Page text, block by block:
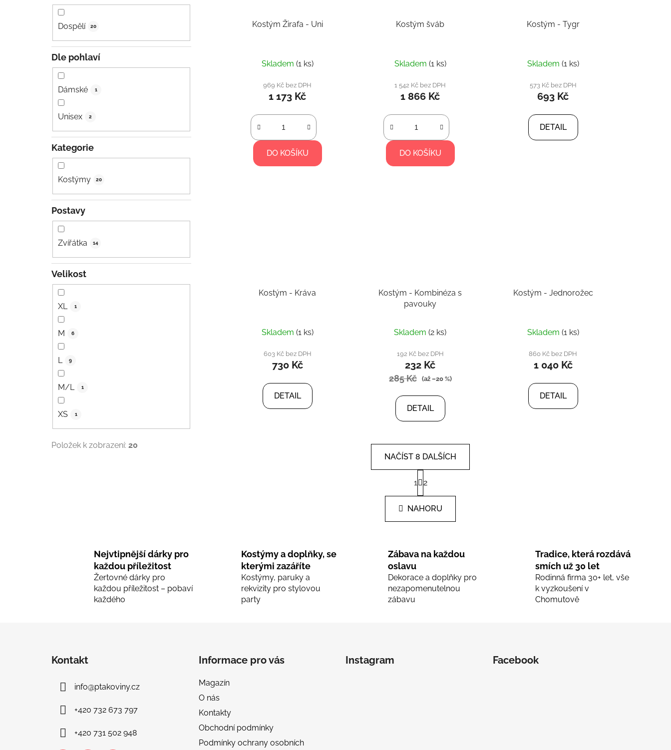
Dospělí 20
Dle pohlaví
Dámské 1
Unisex 2
Kategorie
Kostýmy 20
Postavy
Zvířátka 14
Velikost
XL 1
M 6
L 9
M/L 1
XS 1
Položek k zobrazení: 20
Kostým Žirafa - Uni
Skladem (1 ks)
969 Kč bez DPH
1 173 Kč
DO KOŠÍKU
Kostým šváb
Skladem (1 ks)
1 542 Kč bez DPH
1 866 Kč
DO KOŠÍKU
Kostým - Tygr
Skladem (1 ks)
573 Kč bez DPH
693 Kč
DETAIL
Kostým - Kráva
Skladem (1 ks)
603 Kč bez DPH
730 Kč
DETAIL
Kostým - Kombinéza s
pavouky
Skladem(2 ks)
192 Kč bez DPH
232 Kč
285 Kč (až –20 %)
DETAIL
Kostým - Jednorožec
Skladem (1 ks)
860 Kč bez DPH
1 040 Kč
DETAIL
O
v
l
á
c
p
r
NAČÍST 8 DALŠÍCH
t
r
á
n
k
á
n
1 2
NAHORU
Nejvtipnější dárky pro
každou příležitost
Žertovné dárky pro
každou příležitost – pobaví
každého
Kostýmy a doplňky, se
kterými zazáříte
Kostýmy, paruky a
rekvizity pro stylovou
party
Zábava na každou
oslavu
Dekorace a doplňky pro
nezapomenutelnou
zábavu
Tradice, která rozdává
smích už 30 let
Rodinná firma 30+ let, vše
k vyzkoušení v
Chomutově
Kontakt
info@ptakoviny.cz
+420 732 673 797
+420 731 502 948
Informace pro vás
Magazín
O nás
Kontakty
Obchodní podmínky
Podmínky ochrany osobních
Instagram Facebook